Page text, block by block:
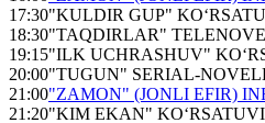
17:30"KULDIR GUP"
18:30"TAQDIRLAR"
19:15"ILK UCHRASHUV"
20:00"TUGUN" SERIAL-
21:00"ZAMON" (JONLI EFIR)
21:20"KIM EKAN" KO‘RSATUVI